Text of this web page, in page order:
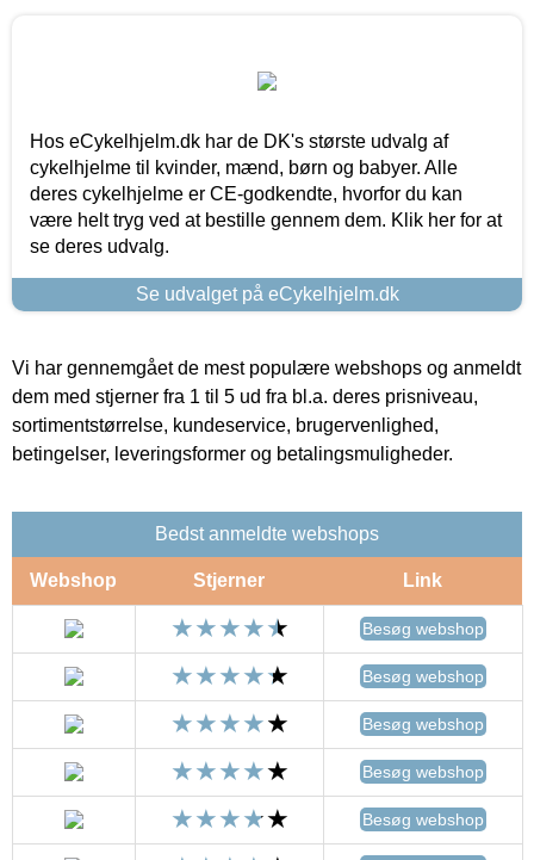
Hos eCykelhjelm.dk har de DK's største udvalg af
cykelhjelme til kvinder, mænd, børn og babyer. Alle
deres cykelhjelme er CE-godkendte, hvorfor du kan
være helt tryg ved at bestille gennem dem. Klik her for at
se deres udvalg.
Se udvalget på eCykelhjelm.dk
Vi har gennemgået de mest populære webshops og anmeldt
dem med stjerner fra 1 til 5 ud fra bl.a. deres prisniveau,
sortimentstørrelse, kundeservice, brugervenlighed,
betingelser, leveringsformer og betalingsmuligheder.
Bedst anmeldte webshops
Webshop Stjerner Link
Besøg webshop
Besøg webshop
Besøg webshop
Besøg webshop
Besøg webshop